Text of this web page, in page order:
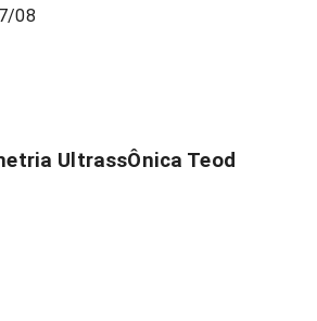
08
UltrassÔnica Teod